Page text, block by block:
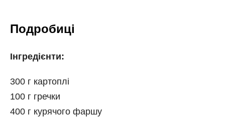
Подробиці
Інгредієнти:
300 г картоплі
100 г гречки
400 г курячого фаршу